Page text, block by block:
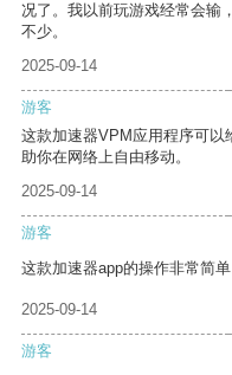
况了。我以前玩游戏经常会输
不少。
2025-09-14
游客
这款加速器VPM应用程序可以
助你在网络上自由移动。
2025-09-14
游客
这款加速器app的操作非常简
2025-09-14
游客